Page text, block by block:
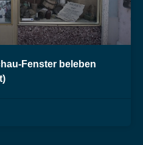
Fenster beleben